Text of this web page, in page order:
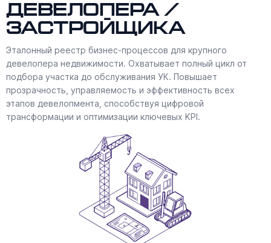
девелопера /
застройщика
Эталонный реестр бизнес-процессов для крупного
девелопера недвижимости. Охватывает полный цикл от
подбора участка до обслуживания УК. Повышает
прозрачность, управляемость и эффективность всех
этапов девелопмента, способствуя цифровой
трансформации и оптимизации ключевых KPI.